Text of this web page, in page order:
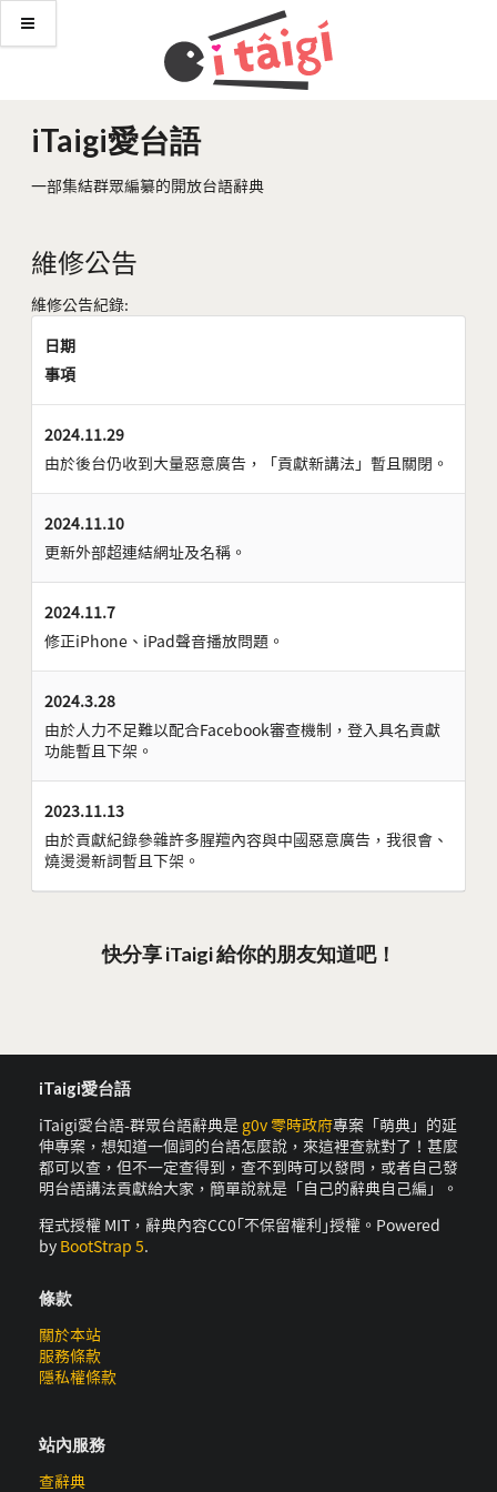
iTaigi愛台語
一部集結群眾編纂的開放台語辭典
維修公告
維修公告紀錄:
日期
事項
2024.11.29
由於後台仍收到大量惡意廣告，「貢獻新講法」暫且關閉。
2024.11.10
更新外部超連結網址及名稱。
2024.11.7
修正iPhone、iPad聲音播放問題。
2024.3.28
由於人力不足難以配合Facebook審查機制，登入具名貢獻
功能暫且下架。
2023.11.13
由於貢獻紀錄參雜許多腥羶內容與中國惡意廣告，我很會、
燒燙燙新詞暫且下架。
快分享 iTaigi 給你的朋友知道吧！
iTaigi愛台語
iTaigi愛台語-群眾台語辭典是 g0v 零時政府專案「萌典」的延
伸專案，想知道一個詞的台語怎麼說，來這裡查就對了！甚麼
都可以查，但不一定查得到，查不到時可以發問，或者自己發
明台語講法貢獻給大家，簡單說就是「自己的辭典自己編」。
程式授權 MIT，辭典內容CC0｢不保留權利｣授權。Powered
by BootStrap 5.
條款
關於本站
服務條款
隱私權條款
站內服務
查辭典